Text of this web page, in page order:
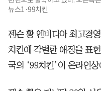
뉴스1·99치킨
젠슨 황 엔비디아 최고경
치킨에 각별한 애정을 표
국의 ‘99치킨’이 온라인